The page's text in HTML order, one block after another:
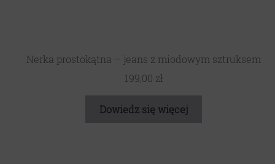
Nerka prostokątna – jeans z miodowym sztruksem
199,00 zł
Dowiedz się więcej